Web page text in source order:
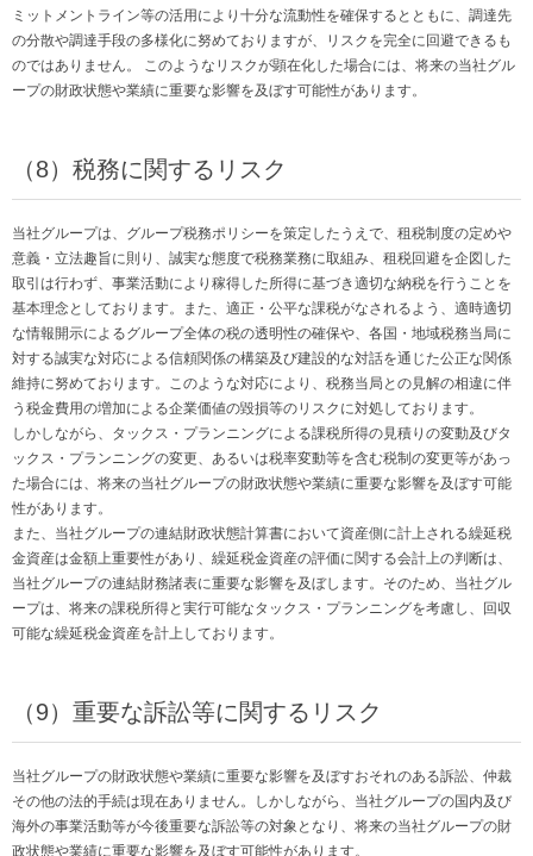
ミットメントライン等の活用により十分な流動性を確保するとともに、調達先
の分散や調達手段の多様化に努めておりますが、リスクを完全に回避できるも
のではありません。 このようなリスクが顕在化した場合には、将来の当社グル
ープの財政状態や業績に重要な影響を及ぼす可能性があります。
（8）税務に関するリスク
当社グループは、グループ税務ポリシーを策定したうえで、租税制度の定めや
意義・立法趣旨に則り、誠実な態度で税務業務に取組み、租税回避を企図した
取引は行わず、事業活動により稼得した所得に基づき適切な納税を行うことを
基本理念としております。また、適正・公平な課税がなされるよう、適時適切
な情報開示によるグループ全体の税の透明性の確保や、各国・地域税務当局に
対する誠実な対応による信頼関係の構築及び建設的な対話を通じた公正な関係
維持に努めております。このような対応により、税務当局との見解の相違に伴
う税金費用の増加による企業価値の毀損等のリスクに対処しております。
しかしながら、タックス・プランニングによる課税所得の見積りの変動及びタ
ックス・プランニングの変更、あるいは税率変動等を含む税制の変更等があっ
た場合には、将来の当社グループの財政状態や業績に重要な影響を及ぼす可能
性があります。
また、当社グループの連結財政状態計算書において資産側に計上される繰延税
金資産は金額上重要性があり、繰延税金資産の評価に関する会計上の判断は、
当社グループの連結財務諸表に重要な影響を及ぼします。そのため、当社グル
ープは、将来の課税所得と実行可能なタックス・プランニングを考慮し、回収
可能な繰延税金資産を計上しております。
（9）重要な訴訟等に関するリスク
当社グループの財政状態や業績に重要な影響を及ぼすおそれのある訴訟、仲裁
その他の法的手続は現在ありません。しかしながら、当社グループの国内及び
海外の事業活動等が今後重要な訴訟等の対象となり、将来の当社グループの財
政状態や業績に重要な影響を及ぼす可能性があります。